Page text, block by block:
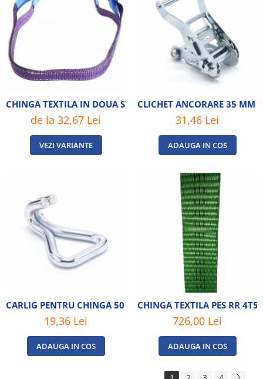
CHINGA TEXTILA IN DOUA STRATURI CU GASE 1 TONA
de la 32,67 Lei
VEZI VARIANTE
CLICHET ANCORARE 35 MM
31,46 Lei
ADAUGA IN COS
CARLIG PENTRU CHINGA 50 MM
19,36 Lei
ADAUGA IN COS
CHINGA TEXTILA PES RR
726,00 Lei
ADAUGA IN COS